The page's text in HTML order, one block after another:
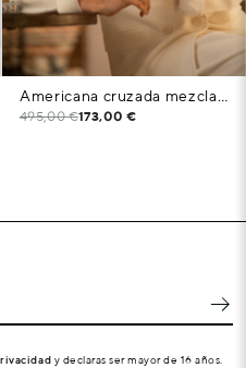
Americana cruzada mezcla lino blanco roto
495,00 €173,00 €
y declaras ser mayor de 16 años.